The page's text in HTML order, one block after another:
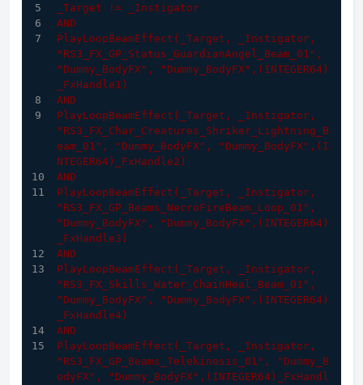
_Target != _Instigator
AND
PlayLoopBeamEffect
"RS3_FX_GP_Status_GuardianAngel_Beam_01"
"Dummy_BodyFX" , "Dummy_BodyFX" ,(INTEGER64)
_FxHandle1)
AND
PlayLoopBeamEffect
"RS3_FX_Char_Creatures_Shriker_Lightning_B
eam_01" , "Dummy_BodyFX" , "Dummy_BodyFX" ,(I
NTEGER64)
_FxHandle2)
AND
PlayLoopBeamEffect
"RS3_FX_GP_Beams_NecroFireBeam_Loop_01"
"Dummy_BodyFX" , "Dummy_BodyFX" ,(INTEGER64)
_FxHandle3)
AND
PlayLoopBeamEffect
"RS3_FX_Skills_Water_ChainHeal_Beam_01"
"Dummy_BodyFX" , "Dummy_BodyFX" ,(INTEGER64)
_FxHandle4)
AND
PlayLoopBeamEffect
"RS3_FX_GP_Beams_Telekinesis_01" ,
"Dummy_B
odyFX" , "Dummy_BodyFX" ,(INTEGER64)
_FxHandl